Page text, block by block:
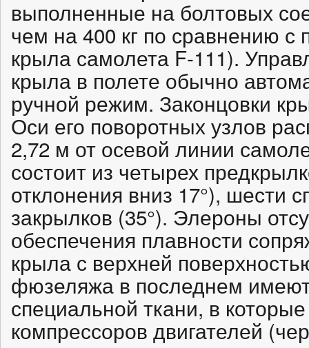
выполненные на болтовых
чем на 400 кг по сравнению
крыла самолета F-111).
крыла в полете обычно
ручной режим. Законцовки
Оси его поворотных узлов
2,72 м от осевой линии
состоит из четырех
отклонения вниз 17°), шести
закрылков (35°). Элероны
обеспечения плавности
крыла с верхней
фюзеляжа в последнем
специальной ткани, в
компрессоров двигателей